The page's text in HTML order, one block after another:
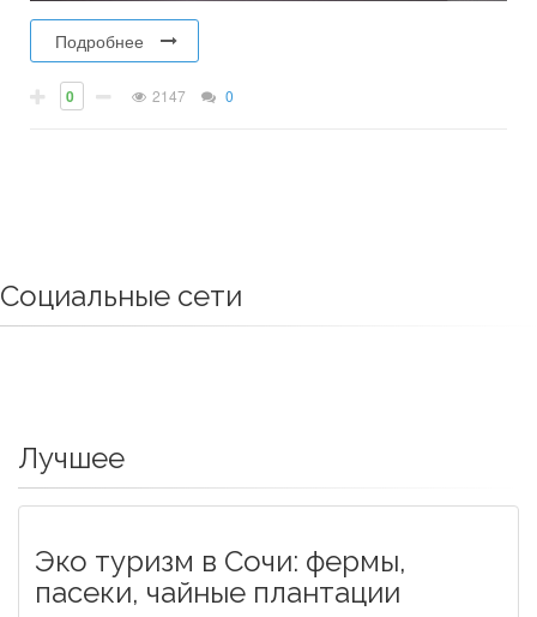
Подробнее
0 2147 0
Социальные сети
Лучшее
Эко туризм в Сочи: фермы,
пасеки, чайные плантации